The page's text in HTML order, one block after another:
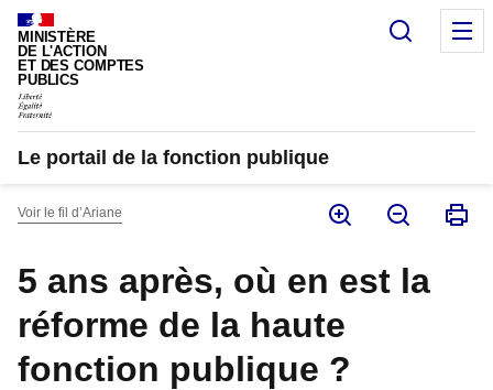
Panneau de gestion des cookies
MINISTÈRE
DE L'ACTION
ET DES COMPTES
PUBLICS
Le portail de la fonction publique
Voir le fil d’Ariane
5 ans après, où en est la
réforme de la haute
fonction publique ?